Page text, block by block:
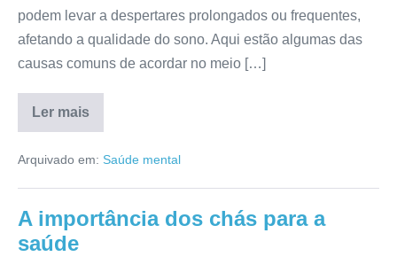
podem levar a despertares prolongados ou frequentes,
afetando a qualidade do sono. Aqui estão algumas das
causas comuns de acordar no meio […]
Ler mais
Sempre
acorda
meio
noite?
qual
pode
ser
Arquivado em: Saúde mental
A importância dos chás para a
saúde